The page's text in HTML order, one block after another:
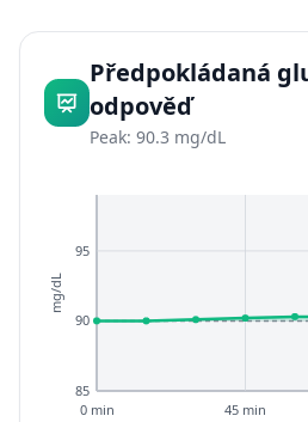
Předpokládaná
odpověď
Peak: 90.3 mg/dL
85
90
95
0 min 45 min
mg/dL